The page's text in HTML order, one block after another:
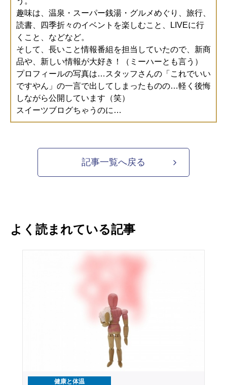
趣味は、温泉・スーパー銭湯・グルメめぐり、旅行、
読書、四季折々のイベントを楽しむこと、LIVEに行
くこと、などなど。
そして、長いこと情報番組を担当していたので、新商
品や、新しい情報が大好き！（ミーハーとも言う）
プロフィールの写真は…スタッフさんの「これでいい
ですやん」の一言で出してしまったものの…軽く後悔
しながら公開しています（笑）
スイーツブログちゃうのに…
記事一覧へ戻る
よく読まれている記事
健康と体温